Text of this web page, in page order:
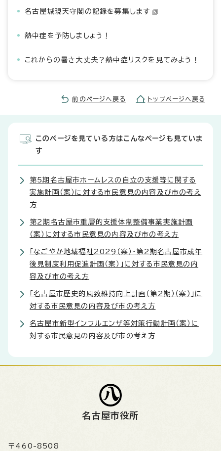
名古屋城現天守閣の記録を募集します
熱中症を予防しましょう！
これからの暑さ大丈夫？熱中症リスクを見てみよう！
前のページへ戻る トップページへ戻る
このページを見ている方はこんなページも見ていま
す
第5期名古屋市ホームレスの自立の支援等に関する
実施計画（案）に対する市民意見の内容及び市の考え
方
第2期名古屋市重層的支援体制整備事業実施計画
（案）に対する市民意見の内容及び市の考え方
「なごやか地域福祉2029（案）・第2期名古屋市成年
後見制度利用促進計画（案）」に対する市民意見の内
容及び市の考え方
「名古屋市歴史的風致維持向上計画（第2期）（案）」に
対する市民意見の内容及び市の考え方
名古屋市新型インフルエンザ等対策行動計画（案）に
対する市民意見の内容及び市の考え方
名古屋市役所
〒460-8508